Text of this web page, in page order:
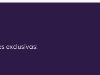
exclusivas!